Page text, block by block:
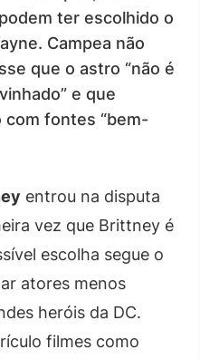
ter escolhido o
Campea não
que o astro “não é
e que
fontes “bem-
entrou na disputa
vez que Brittney é
escolha segue o
atores menos
heróis da DC.
filmes como